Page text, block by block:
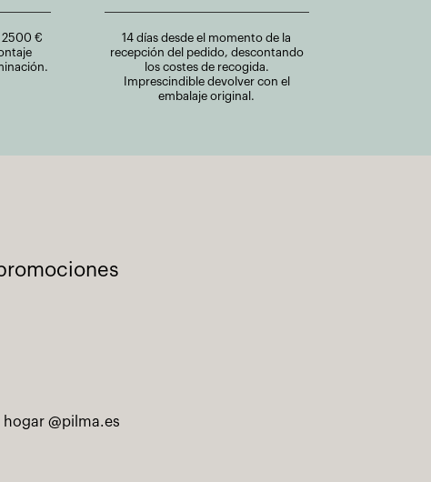
2500 €
14 días desde el momento de la
recepción del pedido, descontando
los costes de recogida.
Imprescindible devolver con el
embalaje original.
@pilma.es